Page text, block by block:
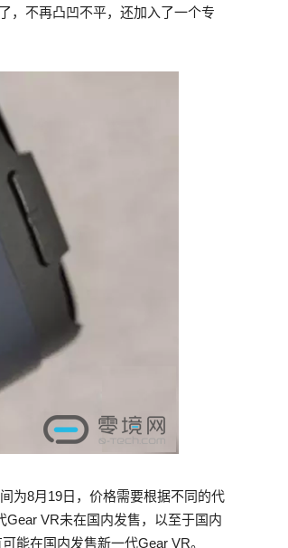
，不再凸凹不平，还加入了一个专
为8月19日，价格需要根据不同的代
VR未在国内发售，以至于国内
能在国内发售新一代Gear VR。